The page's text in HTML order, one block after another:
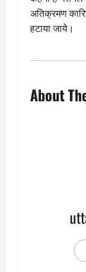
अतिक्रमण
हटाया जाये।
About